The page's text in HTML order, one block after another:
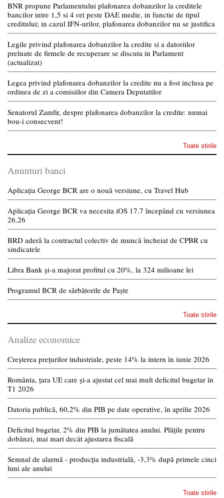
BNR propune Parlamentului plafonarea dobanzilor la creditele
bancilor intre 1,5 si 4 ori peste DAE medie, in functie de tipul
creditului; in cazul IFN-urilor, plafonarea dobanzilor nu se justifica
Legile privind plafonarea dobanzilor la credite si a datoriilor
preluate de firmele de recuperare se discuta in Parlament
(actualizat)
Legea privind plafonarea dobanzilor la credite nu a fost inclusa pe
ordinea de zi a comisiilor din Camera Deputatilor
Senatorul Zamfir, despre plafonarea dobanzilor la credite: numai
bou-i consecvent!
Toate stirile
Anunturi banci
Aplicația George BCR are o nouă versiune, cu Travel Hub
Aplicația George BCR va necesita iOS 17.7 începând cu versiunea
26.26
BRD aderă la contractul colectiv de muncă încheiat de CPBR cu
sindicatele
Libra Bank și-a majorat profitul cu 20%, la 324 milioane lei
Programul BCR de sărbătorile de Paște
Toate stirile
Analize economice
Creșterea prețurilor industriale, peste 14% la intern în iunie 2026
România, țara UE care și-a ajustat cel mai mult deficitul bugetar în
T1 2026
Datoria publică, 60,2% din PIB pe date operative, în aprilie 2026
Deficitul bugetar, 2% din PIB la jumătatea anului. Plățile pentru
dobânzi, mai mari decât ajustarea fiscală
Semnal de alarmă - producția industrială, -3,3% după primele cinci
luni ale anului
Toate stirile